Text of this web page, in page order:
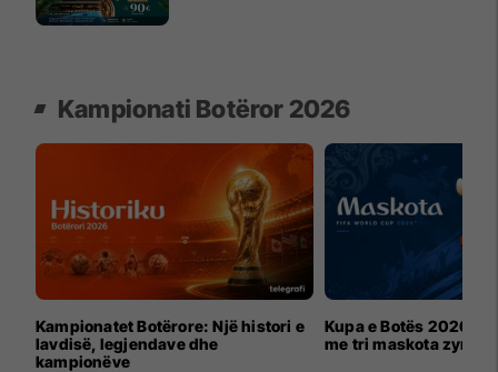
Kampionati Botëror 2026
Kampionatet Botërore: Një histori e
lavdisë, legjendave dhe
kampionëve
Kupa e Botës 2026
me tri maskota zyrtare